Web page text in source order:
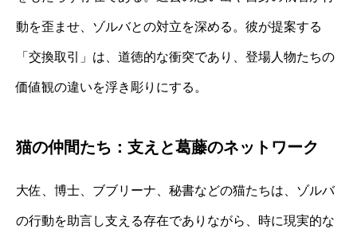
動を歪ませ、ゾルバとの対立を深める。彼が提案する
「交換取引」は、道徳的な衝突であり、登場人物たちの
価値観の違いを浮き彫りにする。
猫の仲間たち：支えと葛藤のネットワーク
大佐、博士、ブブリーナ、秘書などの猫たちは、ゾルバ
の行動を助言し支える存在でありながら、時に現実的な